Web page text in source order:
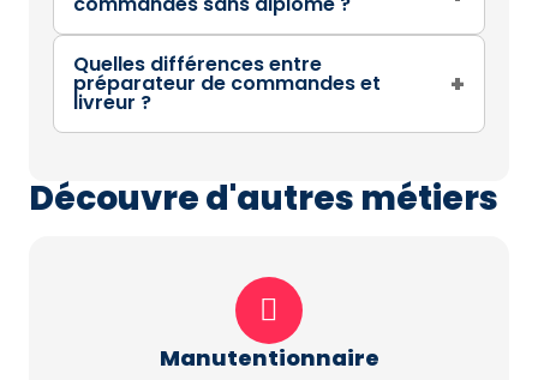
Quelles différences entre
préparateur de commandes et
livreur ?
+
Découvre d'autres métiers
Manutentionnaire